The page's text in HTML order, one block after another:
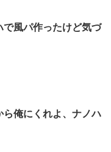
風パ作ったけど気づ
俺にくれよ、ナノハ